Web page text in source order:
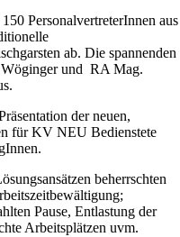
PersonalvertreterInnen aus
ab. Die spannenden
und RA Mag.
der neuen,
für KV NEU Bedienstete
beherrschten
Pause, Entlastung der
Arbeitsplätzen uvm.